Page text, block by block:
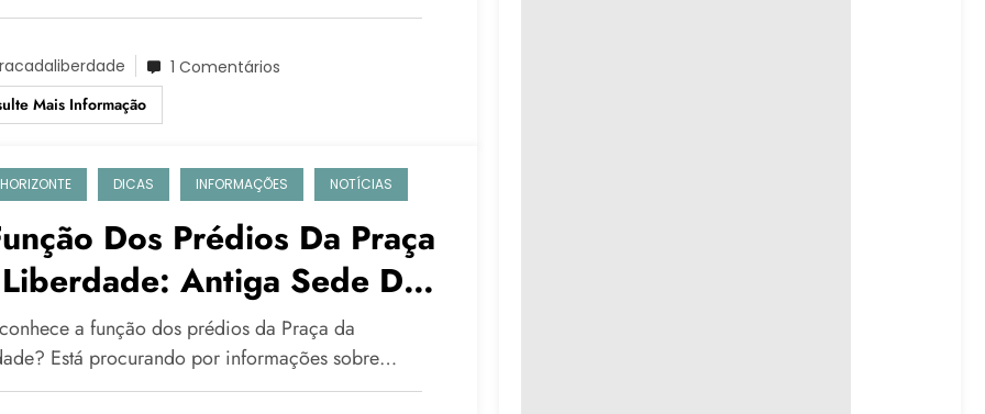
1 Comentários
Mais Informação
DICAS INFORMAÇÕES NOTÍCIAS
Dos Prédios Da Praça
Antiga Sede Do
De Minas Gerais E
Espaço Cultural!
a função dos prédios da Praça da
Está procurando por informações sobre…